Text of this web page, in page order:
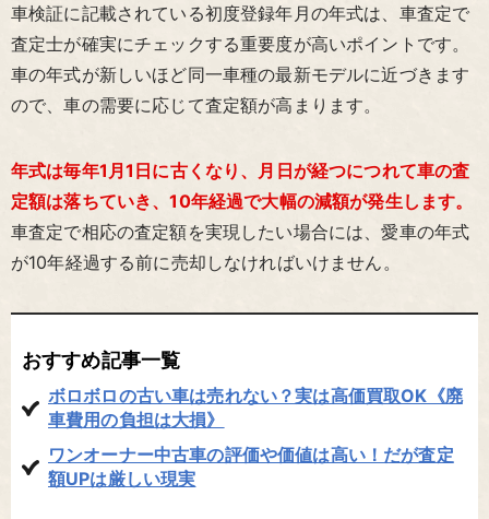
車検証に記載されている初度登録年月の年式は、車査定で
査定士が確実にチェックする重要度が高いポイントです。
車の年式が新しいほど同一車種の最新モデルに近づきます
ので、車の需要に応じて査定額が高まります。
年式は毎年1月1日に古くなり、月日が経つにつれて車の査
定額は落ちていき、10年経過で大幅の減額が発生します。
車査定で相応の査定額を実現したい場合には、愛車の年式
が10年経過する前に売却しなければいけません。
おすすめ記事一覧
ボロボロの古い車は売れない？実は高価買取OK《廃
車費用の負担は大損》
ワンオーナー中古車の評価や価値は高い！だが査定
額UPは厳しい現実